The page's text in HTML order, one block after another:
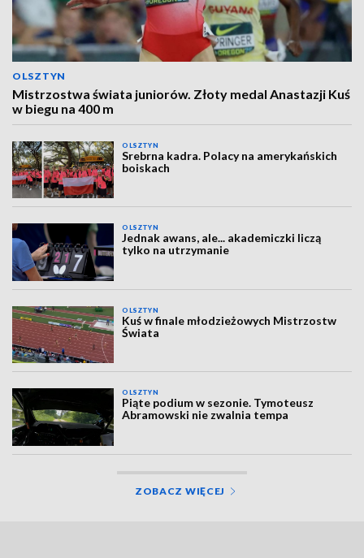
OLSZTYN
Mistrzostwa świata juniorów. Złoty medal Anastazji Kuś
w biegu na 400 m
OLSZTYN
Srebrna kadra. Polacy na amerykańskich
boiskach
OLSZTYN
Jednak awans, ale... akademiczki liczą
tylko na utrzymanie
OLSZTYN
Kuś w finale młodzieżowych Mistrzostw
Świata
OLSZTYN
Piąte podium w sezonie. Tymoteusz
Abramowski nie zwalnia tempa
ZOBACZ WIĘCEJ